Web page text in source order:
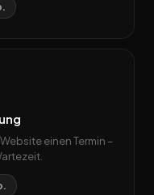
einen Termin –